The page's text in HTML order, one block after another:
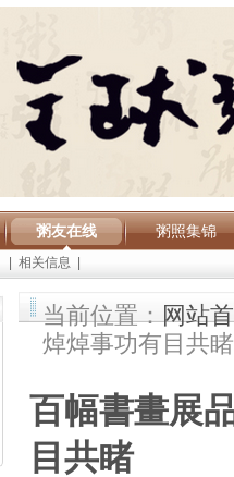
粥友在线 粥照集锦
相关信息
当前位置：网站
焯焯事功有目共睹
百幅書畫展
目共睹